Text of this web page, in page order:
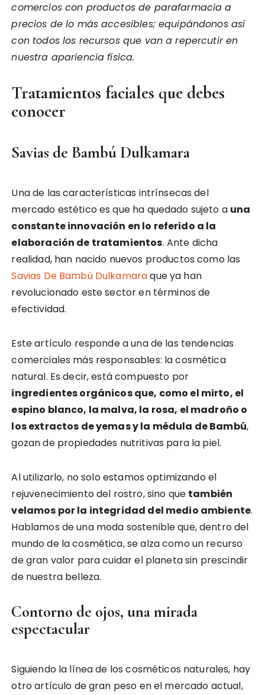
comercios con productos de parafarmacia a
precios de lo más accesibles; equipándonos así
con todos los recursos que van a repercutir en
nuestra apariencia física.
Tratamientos faciales que debes
conocer
Savias de Bambú Dulkamara
Una de las características intrínsecas del
mercado estético es que ha quedado sujeto a una
constante innovación en lo referido a la
elaboración de tratamientos. Ante dicha
realidad, han nacido nuevos productos como las
Savias De Bambú Dulkamaraque ya han
revolucionado este sector en términos de
efectividad.
Este artículo responde a una de las tendencias
comerciales más responsables: la cosmética
natural. Es decir, está compuesto por
ingredientes orgánicos que, como el mirto, el
espino blanco, la malva, la rosa, el madroño o
los extractos de yemas y la médula de Bambú,
gozan de propiedades nutritivas para la piel.
Al utilizarlo, no solo estamos optimizando el
rejuvenecimiento del rostro, sino que también
velamos por la integridad del medio ambiente.
Hablamos de una moda sostenible que, dentro del
mundo de la cosmética, se alza como un recurso
de gran valor para cuidar el planeta sin prescindir
de nuestra belleza.
Contorno de ojos, una mirada
espectacular
Siguiendo la línea de los cosméticos naturales, hay
otro artículo de gran peso en el mercado actual,